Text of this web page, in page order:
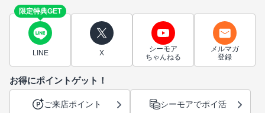
限定特典GET
LINE X
シーモア
ちゃんねる
メルマガ
登録
お得にポイントゲット！
ご来店ポイント シーモアでポイ活